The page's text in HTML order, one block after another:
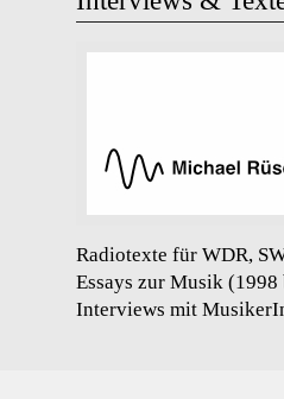
Radiotexte für WDR,
Essays zur Musik (1998
Interviews mit